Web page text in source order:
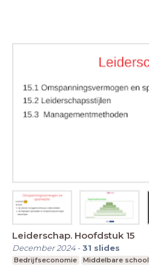
Leiderschap. Hoofdstuk 15
December 2024-31 slides
Bedrijfseconomie Middelbare school